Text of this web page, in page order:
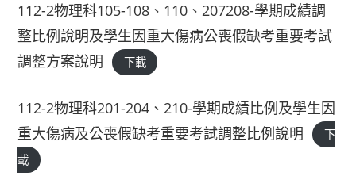
112-2物理科105-108、110、207208-學期成績調
整比例說明及學生因重大傷病公喪假缺考重要考試
調整方案說明
下載
112-2物理科201-204、210-學期成績比例及學生因
重大傷病及公喪假缺考重要考試調整比例說明
下
載